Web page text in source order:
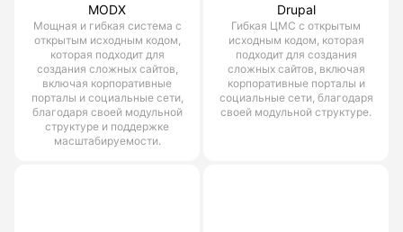
MODX
Мощная и гибкая система с
открытым исходным кодом,
которая подходит для
создания сложных сайтов,
включая корпоративные
порталы и социальные сети,
благодаря своей модульной
структуре и поддержке
масштабируемости.
Drupal
Гибкая ЦМС с открытым
исходным кодом, которая
подходит для создания
сложных сайтов, включая
корпоративные порталы и
социальные сети, благодаря
своей модульной структуре.